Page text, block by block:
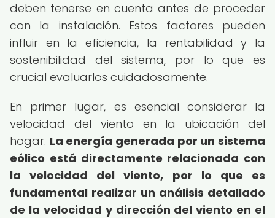
deben tenerse en cuenta antes de proceder
con la instalación. Estos factores pueden
influir en la eficiencia, la rentabilidad y la
sostenibilidad del sistema, por lo que es
crucial evaluarlos cuidadosamente.
En primer lugar, es esencial considerar la
velocidad del viento en la ubicación del
hogar. La energía generada por un sistema
eólico está directamente relacionada con
la velocidad del viento, por lo que es
fundamental realizar un análisis detallado
de la velocidad y dirección del viento en el